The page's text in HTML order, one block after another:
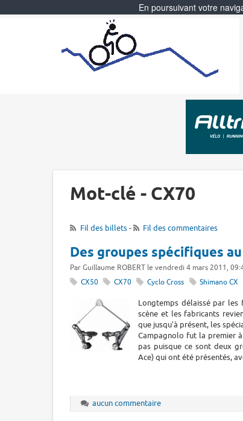
Mot-clé - CX70
Fil des billets- Fil des commentaires
Des groupes spécifiques
Par Guillaume ROBERT le vendredi 4 mars 2011,
CX50
CX70 Cyclo Cross Shimano CX
Longtemps délaissé par
scène et les fabricants
que jusqu'à présent, les
Campagnolo fut la premier
pas puisque ce sont deux
Ace) qui ont été présentés,
aucun commentaire
En poursuivant votre